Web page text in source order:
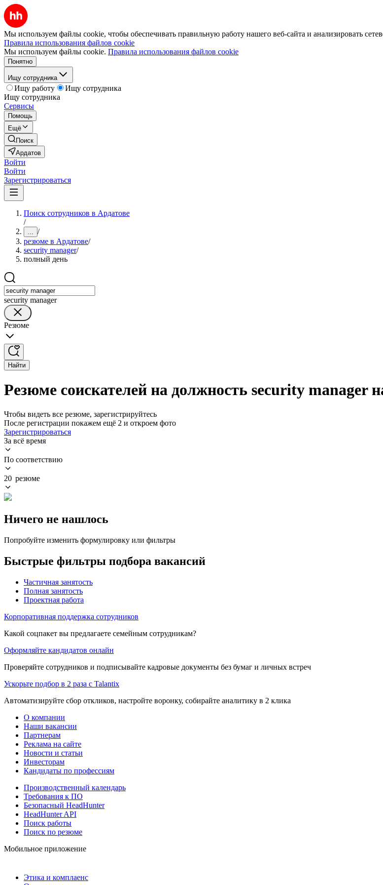
Мы используем файлы cookie, чтобы обеспечивать правильную работу нашего веб-сайта и анализировать
Правила использования файлов cookie
Мы используем файлы cookie. Правила использования файлов cookie
Понятно
Ищу сотрудника
Ищу работу
Ищу сотрудника
Ищу сотрудника
Сервисы
Помощь
Ещё
Поиск
Ардатов
Войти
Войти
Зарегистрироваться
Поиск сотрудников в Ардатове
/
... /
резюме в Ардатове/
security manager/
полный день
security manager
Резюме
Найти
Резюме соискателей на должность security manager
Чтобы видеть все резюме, зарегистрируйтесь
После регистрации покажем ещё 2 и откроем фото
Зарегистрироваться
За всё время
По соответствию
20 резюме
Ничего не нашлось
Попробуйте изменить формулировку или фильтры
Быстрые фильтры подбора вакансий
Частичная занятость
Полная занятость
Проектная работа
Корпоративная поддержка сотрудников
Какой соцпакет вы предлагаете семейным сотрудникам?
Оформляйте кандидатов онлайн
Проверяйте сотрудников и подписывайте кадровые документы без бумаг и личных встреч
Ускорьте подбор в 2 раза с Talantix
Автоматизируйте сбор откликов, настройте воронку, собирайте аналитику в 2 клика
О компании
Наши вакансии
Партнерам
Реклама на сайте
Новости и статьи
Инвесторам
Кандидаты по профессиям
Производственный календарь
Требования к ПО
Безопасный HeadHunter
HeadHunter API
Поиск работы
Поиск по резюме
Мобильное приложение
Этика и комплаенс